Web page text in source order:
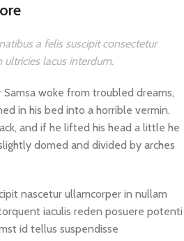
a felis suscipit consectetur
lacus interdum.
woke from troubled dreams,
in his bed into a horrible vermin.
and if he lifted his head a little he
domed and divided by arches
nascetur ullamcorper in nullam
iaculis reden posuere potenti
id tellus suspendisse